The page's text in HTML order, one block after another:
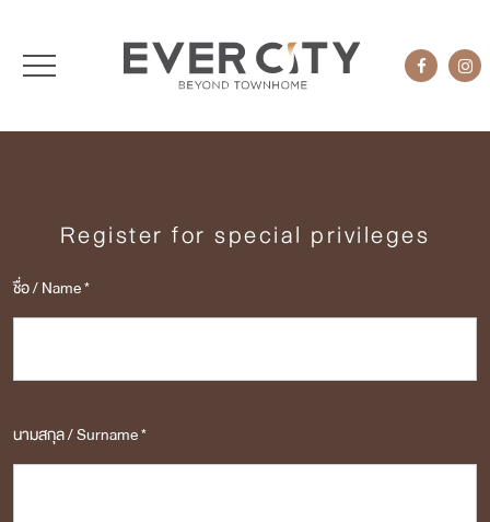
Register for special privileges
ชื่อ / Name *
นามสกุล / Surname *